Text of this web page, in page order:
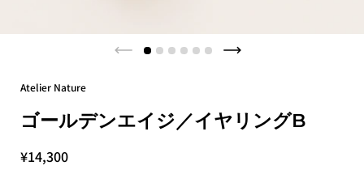
Atelier Nature
ゴールデンエイジ／イヤリングB
¥14,300